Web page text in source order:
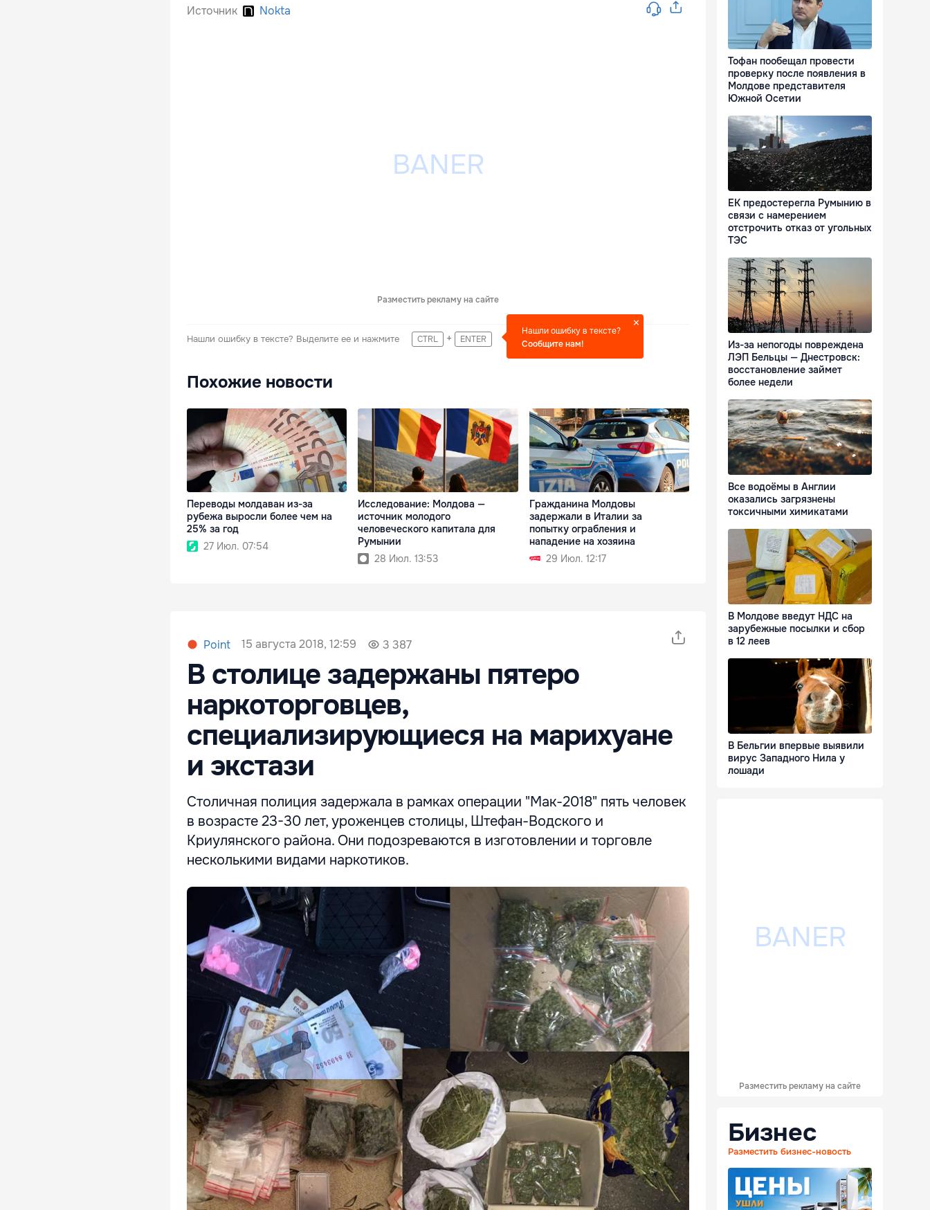
Источник Nokta
Разместить рекламу на сайте
Нашли ошибку в тексте? Выделите ее и нажмите CTRL + ENTER
Нашли ошибку в тексте?
Сообщите нам!
Похожие новости
Переводы молдаван из-за
рубежа выросли более чем на
25% за год
27 Июл. 07:54
Исследование: Молдова —
источник молодого
человеческого капитала для
Румынии
28 Июл. 13:53
Гражданина Молдовы
задержали в Италии за
попытку ограбления и
нападение на хозяина
29 Июл. 12:17
Point 15 августа 2018, 12:59 3 387
В столице задержаны пятеро
наркоторговцев,
специализирующиеся на марихуане
и экстази
Столичная полиция задержала в рамках операции "Мак-2018" пять человек
в возрасте 23-30 лет, уроженцев столицы, Штефан-Водского и
Криулянского района. Они подозреваются в изготовлении и торговле
несколькими видами наркотиков.
Тофан пообещал провести
проверку после появления в
Молдове представителя
Южной Осетии
ЕК предостерегла Румынию в
связи с намерением
отстрочить отказ от угольных
ТЭС
Из-за непогоды повреждена
ЛЭП Бельцы — Днестровск:
восстановление займет
более недели
Все водоёмы в Англии
оказались загрязнены
токсичными химикатами
В Молдове введут НДС на
зарубежные посылки и сбор
в 12 леев
В Бельгии впервые выявили
вирус Западного Нила у
лошади
Разместить рекламу на сайте
Бизнес
Разместить бизнес-новость